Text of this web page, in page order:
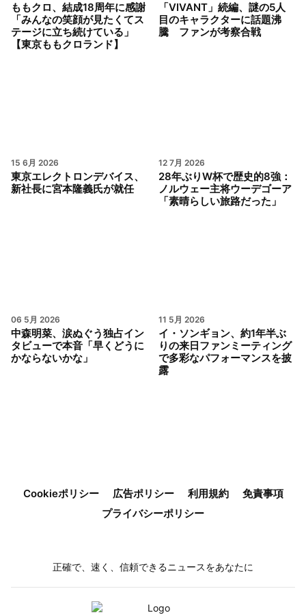
ももクロ、結成18周年に感謝
「みんなの笑顔が見たくてス
テージに立ち続けている」
【東京ももクロランド】
「VIVANT」続編、謎の5人
目のキャラクターに話題沸
騰 ファンが考察合戦
15 6月 2026
東京エレクトロンデバイス、
新社長に宮本隆義氏が就任
12 7月 2026
28年ぶりW杯で歴史的8強：
ノルウェー主将ウーデゴーア
「素晴らしい旅路だった」
06 5月 2026
中森明菜、涙ぬぐう独占イン
タビューで本音「早くどうに
かならないかな」
11 5月 2026
イ・ソンギョン、約1年半ぶ
りの来日ファンミーティング
で多彩なパフォーマンスを披
露
Cookieポリシー 広告ポリシー 利用規約
免責事項
プライバシーポリシー
正確で、速く、信頼できるニュースをあなたに